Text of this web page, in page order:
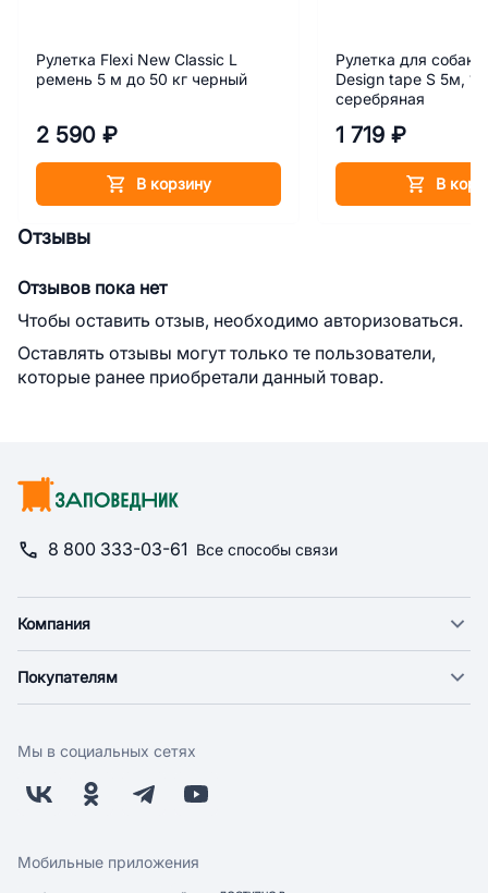
Рулетка Flexi New Classic L
ремень 5 м до 50 кг черный
2 590 ₽
В корзину
Рулетка для собак
Design tape S 5м,
серебряная
1 719 ₽
В
Отзывы
Отзывов пока нет
Чтобы оставить отзыв, необходимо авторизоваться.
Оставлять отзывы могут только те пользователи,
которые ранее приобретали данный товар.
8 800 333-03-61 Все способы связи
Компания
Новости
Поставщикам
Заводчикам
Обратная связь
Покупателям
Оплата
Бонусная программа
Скидки и акции
Мы в социальных сетях
Мобильные приложения